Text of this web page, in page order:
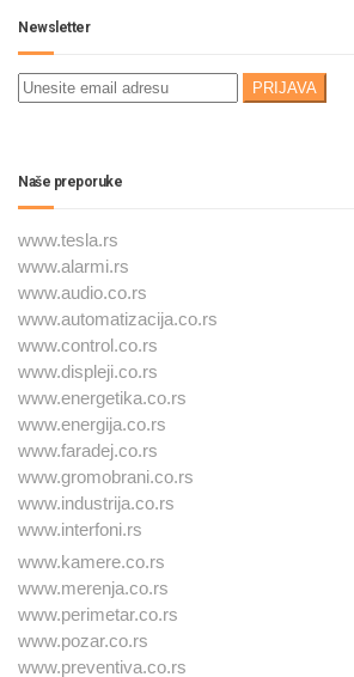
Newsletter
Naše preporuke
www.tesla.rs
www.alarmi.rs
www.audio.co.rs
www.automatizacija.co.rs
www.control.co.rs
www.displeji.co.rs
www.energetika.co.rs
www.energija.co.rs
www.faradej.co.rs
www.gromobrani.co.rs
www.industrija.co.rs
www.interfoni.rs
www.kamere.co.rs
www.merenja.co.rs
www.perimetar.co.rs
www.pozar.co.rs
www.preventiva.co.rs